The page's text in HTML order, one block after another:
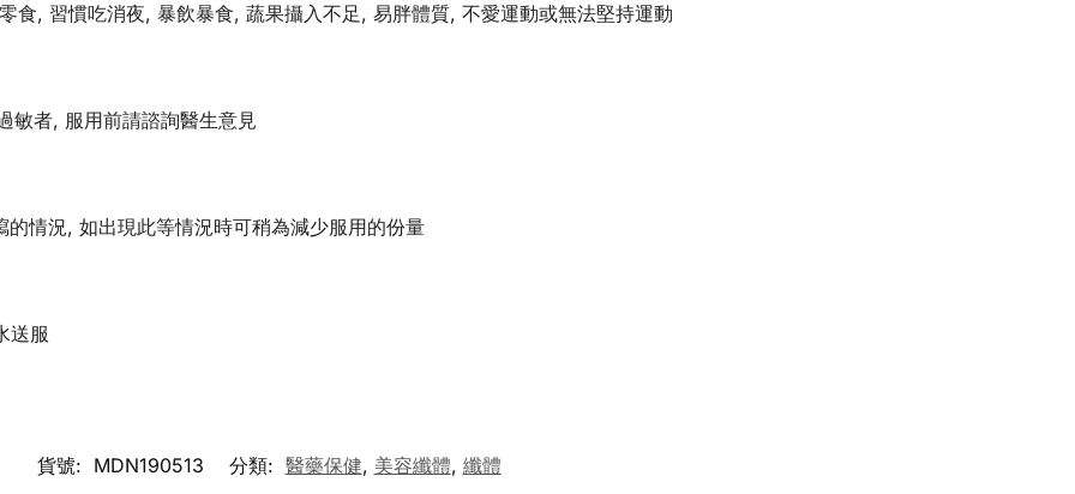
食, 習慣吃消夜, 暴飲暴食, 蔬果攝入不足, 易胖體質, 不愛運動或無法堅持運動
敏者, 服用前請諮詢醫生意見
情況, 如出現此等情況時可稍為減少服用的份量
送服
貨號: MDN190513 分類: 醫藥保健, 美容纖體, 纖體